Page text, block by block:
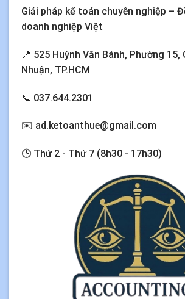
Giải pháp kế toán chuyên nghiệp –
doanh nghiệp Việt
📍 525 Huỳnh Văn Bánh, Phường 15,
Nhuận, TP.HCM
📞 037.644.2301
✉️ ad.ketoanthue@gmail.com
🕒 Thứ 2 - Thứ 7 (8h30 - 17h30)